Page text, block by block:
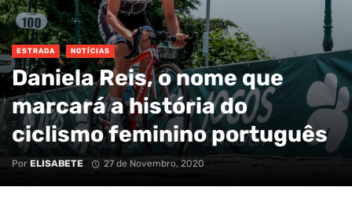
ESTRADA NOTÍCIAS
Daniela Reis, o nome que
marcará a história do
ciclismo feminino português
Por ELISABETE 27 de Novembro, 2020